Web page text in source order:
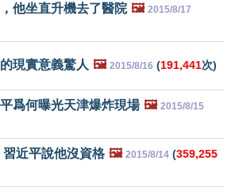
他坐直升機去了醫院 🖼️ 2015/8/17
現實意義驚人 🖼️ 2015/8/16 (191,441次)
爲何曝光天津爆炸現場 🖼️ 2015/8/15
近平說他沒資格 🖼️ 2015/8/14 (359,255